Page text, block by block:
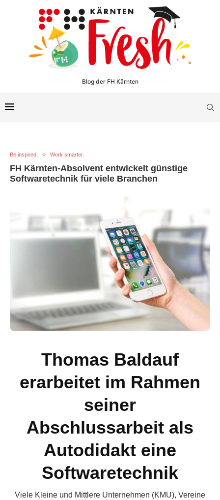
Blog der FH Kärnten
Be inspired. Work smarter.
FH Kärnten-Absolvent entwickelt günstige
Softwaretechnik für viele Branchen
Thomas Baldauf
erarbeitet im Rahmen
seiner
Abschlussarbeit als
Autodidakt eine
Softwaretechnik
Viele Kleine und Mittlere Unternehmen (KMU), Vereine